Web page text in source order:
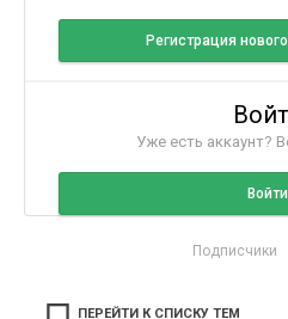
Регистрация
Уже есть аккаунт?
Войти
Подписчики
ПЕРЕЙТИ К СПИСКУ ТЕМ